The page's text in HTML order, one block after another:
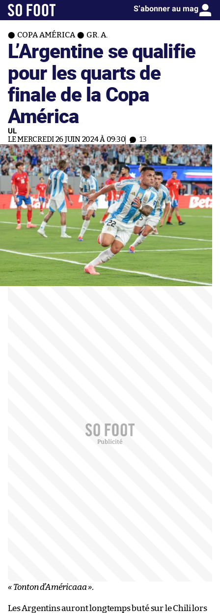
S’abonner au mag
COPA AMÉRICA GR. A.
L’Argentine se qualifie
pour les quarts de
finale de la Copa
América
UL
LE MERCREDI 26 JUIN 2024 À 09:30 13
« Tonton d’Américaaa ».
Les Argentins auront longtemps buté sur le Chili lors